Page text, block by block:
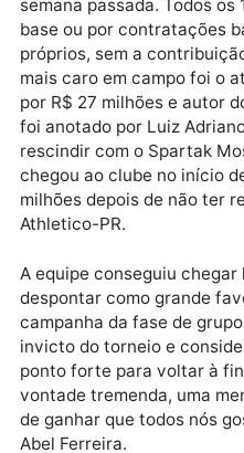
uma nova proposta. O
contratações foi
empresa foi multada
departamento de
passou a ser investir na
pontuais.
Prova disso é o time
semana passada. Todos
próprios, sem a
mais caro em campo foi
por R$ 27 milhões e
foi anotado por Luiz
rescindir com o Spartak
chegou ao clube no
milhões depois de não